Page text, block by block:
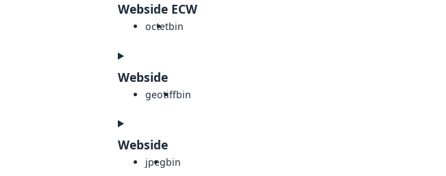
Webside ECW
octetbin
Webside
geotiffbin
Webside
jpegbin